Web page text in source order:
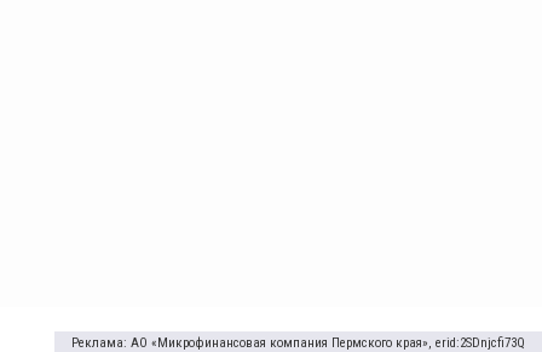
Реклама: АО «Микрофинансовая компания Пермского края», erid:2SDnjcfi73Q